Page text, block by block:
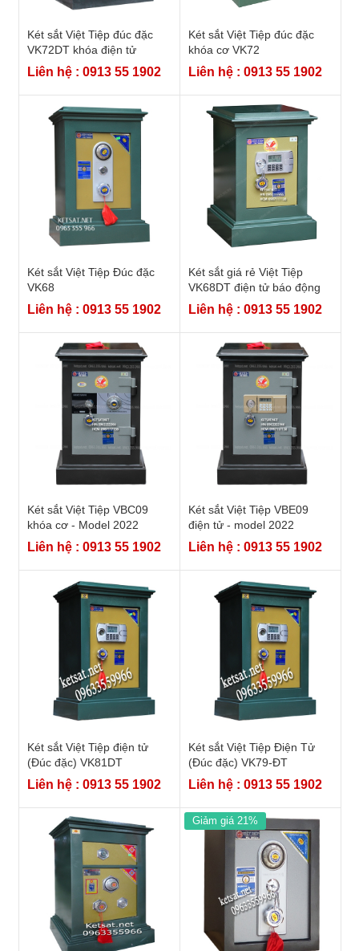
Két sắt Việt Tiệp đúc đặc
VK72DT khóa điện tử
Liên hệ : 0913 55 1902
Két sắt Việt Tiệp đúc đặc
khóa cơ VK72
Liên hệ : 0913 55 1902
Két sắt Việt Tiệp Đúc đặc
VK68
Liên hệ : 0913 55 1902
Két sắt giá rẻ Việt Tiệp
VK68DT điện tử báo động
Liên hệ : 0913 55 1902
Két sắt Việt Tiệp VBC09
khóa cơ - Model 2022
Liên hệ : 0913 55 1902
Két sắt Việt Tiệp VBE09
điện tử - model 2022
Liên hệ : 0913 55 1902
Két sắt Việt Tiệp điện tử
(Đúc đặc) VK81DT
Liên hệ : 0913 55 1902
Két sắt Việt Tiệp Điện Tử
(Đúc đặc) VK79-ĐT
Liên hệ : 0913 55 1902
Giảm giá 21%